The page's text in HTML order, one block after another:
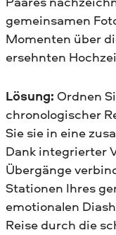
gemeinsamen
Momenten über
ersehnten
Lösung: Ordnen
chronologischer
Sie sie in eine
Dank integrierter
Übergänge
Stationen Ihres
emotionalen
Reise durch die